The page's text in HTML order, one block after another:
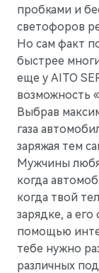
M7
пробками и
светофоров
Но сам факт
быстрее
еще у AITO
возможность
Выбрав
газа
заряжая тем
Мужчины
когда
когда твой
зарядке, а
помощью
тебе нужно
различных